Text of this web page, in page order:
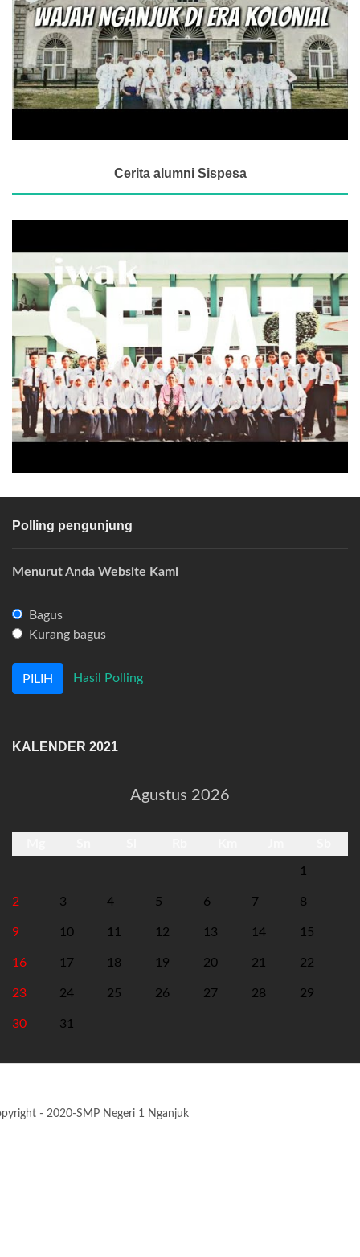
Cerita alumni Sispesa
Polling pengunjung
Menurut Anda Website Kami
Bagus
Kurang bagus
Hasil Polling
KALENDER 2021
Agustus 2026
1
2 3 4 5 6 7 8
9 10 11 12 13 14 15
16 17 18 19 20 21 22
23 24 25 26 27 28 29
30 31
- 2020-SMP Negeri 1 Nganjuk